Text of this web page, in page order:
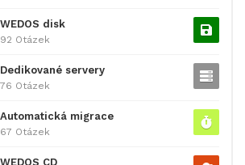
WEDOS disk
92 Otázek
Dedikované servery
76 Otázek
Automatická migrace
67 Otázek
WEDOS CD